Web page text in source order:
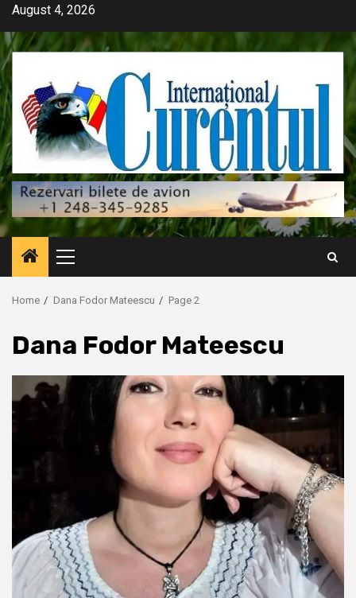
Skip
content
August 4, 2026
Primary
Menu
Home Dana Fodor Mateescu Page 2
Dana Fodor Mateescu